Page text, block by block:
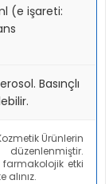
(e işareti:
Basınçlı
Ürünlerin
etki